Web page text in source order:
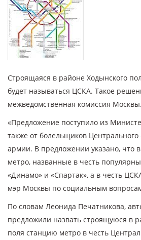
Строящаяся в районе Ходынского
будет называться ЦСКА. Такое
межведомственная комиссия Москвы.
«Предложение поступило из
также от болельщиков Центрального
армии. В предложении указано, что
метро, названные в честь
«Динамо» и «Спартак», а в честь
мэр Москвы по социальным
По словам Леонида Печатникова,
предложили назвать строящуюся в
поля станцию метро в честь